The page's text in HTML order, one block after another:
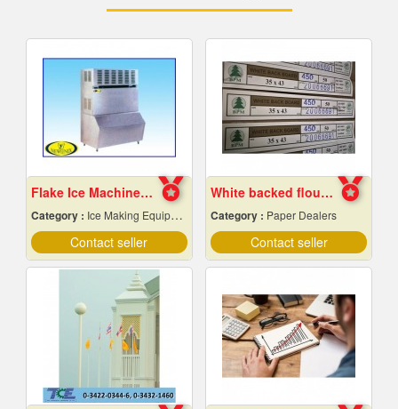
Flake Ice Machine, Chiang Mai Frame
Category : Ice Making Equipment & Machines
Contact seller
White backed flour box paper
Category : Paper Dealers
Contact seller